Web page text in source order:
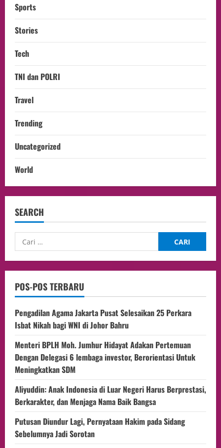
Sports
Stories
Tech
TNI dan POLRI
Travel
Trending
Uncategorized
World
SEARCH
POS-POS TERBARU
Pengadilan Agama Jakarta Pusat Selesaikan 25 Perkara
Isbat Nikah bagi WNI di Johor Bahru
Menteri BPLH Moh. Jumhur Hidayat Adakan Pertemuan
Dengan Delegasi 6 lembaga investor, Berorientasi Untuk
Meningkatkan SDM
Aliyuddin: Anak Indonesia di Luar Negeri Harus Berprestasi,
Berkarakter, dan Menjaga Nama Baik Bangsa
Putusan Diundur Lagi, Pernyataan Hakim pada Sidang
Sebelumnya Jadi Sorotan